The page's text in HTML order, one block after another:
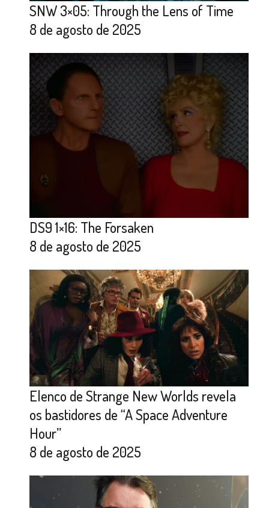
SNW 3×05: Through the Lens of Time
8 de agosto de 2025
DS9 1×16: The Forsaken
8 de agosto de 2025
Elenco de Strange New Worlds revela
os bastidores de “A Space Adventure
Hour”
8 de agosto de 2025